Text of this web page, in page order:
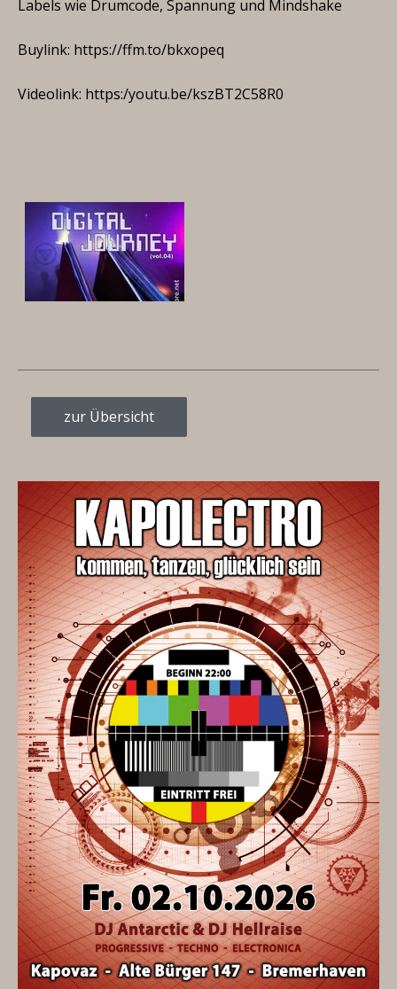
Labels wie Drumcode, Spannung und Mindshake
Buylink: https://ffm.to/bkxopeq
Videolink: https:/youtu.be/kszBT2C58R0
zur Übersicht